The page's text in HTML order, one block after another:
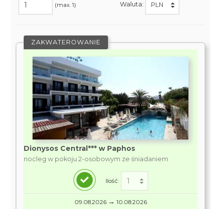
(max. 1) Waluta:
ZAKWATEROWANIE
Dionysos Central*** w Paphos
nocleg w pokoju 2-osobowym ze śniadaniem
Ilość:
09.08.2026 → 10.08.2026